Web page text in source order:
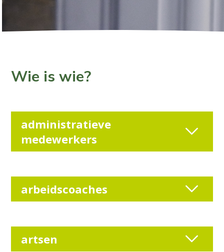
Wie is wie?
administratieve
medewerkers
arbeidscoaches
artsen